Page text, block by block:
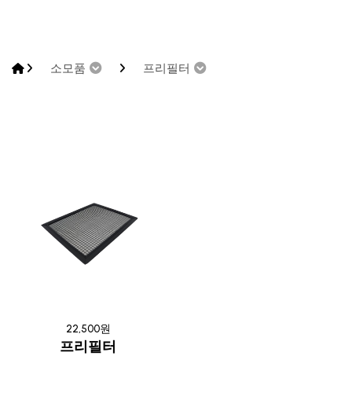
소모품 프리필터
22,500원
프리필터